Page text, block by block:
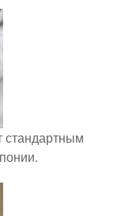
стандартным